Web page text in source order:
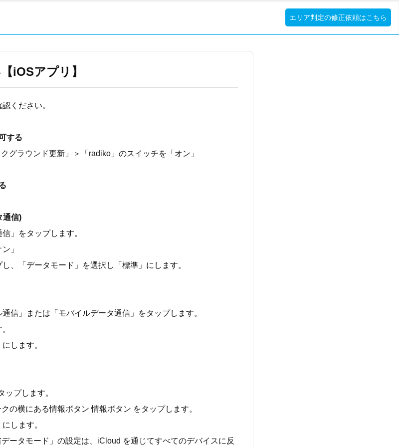
エリア判定の修正依頼はこちら
iOSアプリ】
ください。
する
グラウンド更新」＞「radiko」のスイッチを「オン」
通信)
」をタップします。
」
、「データモード」を選択し「標準」にします。
信」または「モバイルデータ通信」をタップします。
します。
ップします。
の横にある情報ボタン 情報ボタン をタップします。
します。
ータモード」の設定は、iCloud を通じてすべてのデバイスに反